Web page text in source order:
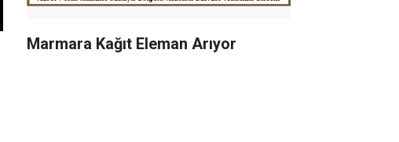
Marmara Kağıt Eleman Arıyor